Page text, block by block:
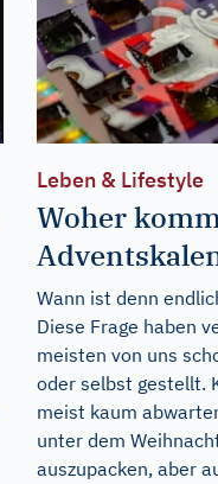
Leben & Lifestyle
Woher
Wann ist denn
Diese Frage haben
meisten von uns
oder selbst gestellt.
meist kaum
unter dem
auszupacken, aber